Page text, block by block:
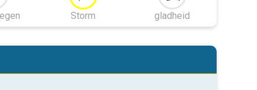
Storm gladheid